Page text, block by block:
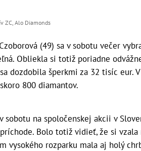
ZC, Alo Diamonds
(49) sa v sobotu večer
Obliekla si totiž poriadne
dozdobila šperkmi za 32 tisíc eur.
800 diamantov.
sobotu na spoločenskej akcii v
Bolo totiž vidieť, že si vzala
vysokého rozparku mala aj holý